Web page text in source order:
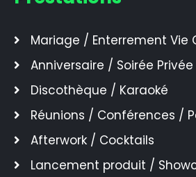
Mariage / Enterrement Vie
Anniversaire / Soirée Privée
Discothèque / Karaoké
Réunions / Conférences /
Afterwork / Cocktails
Lancement produit /